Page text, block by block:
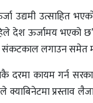
उद्यमी उत्साहित
देश ऊर्जामय भएको
लगाउन समेत
दरमा कायम गर्न
क्याबिनेटमा प्रस्ताव